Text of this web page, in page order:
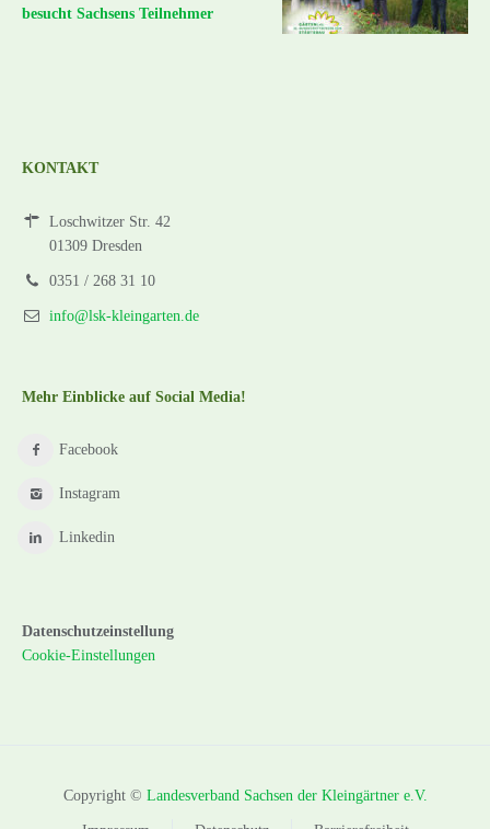
besucht Sachsens Teilnehmer
KONTAKT
Loschwitzer Str. 42
01309 Dresden
0351 / 268 31 10
info@lsk-kleingarten.de
Mehr Einblicke auf Social Media!
Facebook
Instagram
Linkedin
Datenschutzeinstellung
Cookie-Einstellungen
Copyright © Landesverband Sachsen der Kleingärtner e.V.